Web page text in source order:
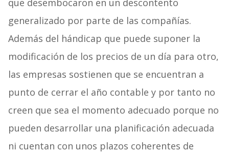
que desembocaron en un descontento
generalizado por parte de las compañías.
Además del hándicap que puede suponer la
modificación de los precios de un día para otro,
las empresas sostienen que se encuentran a
punto de cerrar el año contable y por tanto no
creen que sea el momento adecuado porque no
pueden desarrollar una planificación adecuada
ni cuentan con unos plazos coherentes de